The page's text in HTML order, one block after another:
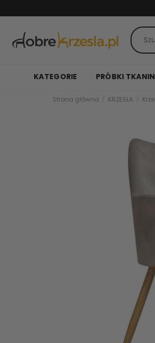
KATEGORIE PRÓBKI TKANIN
Strona główna KRZESŁA